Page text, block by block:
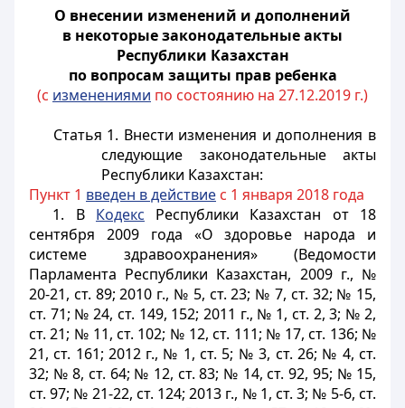
О внесении изменений и дополнений
в некоторые законодательные акты
Республики Казахстан
по вопросам защиты прав ребенка
(с изменениями по состоянию на 27.12.2019 г.)
Статья 1. Внести изменения и дополнения в
следующие законодательные акты
Республики Казахстан:
Пункт 1 введен в действие с 1 января 2018 года
1. В Кодекс Республики Казахстан от 18
сентября 2009 года «О здоровье народа и
системе здравоохранения» (Ведомости
Парламента Республики Казахстан, 2009 г., №
20-21, ст. 89; 2010 г., № 5, ст. 23; № 7, ст. 32; № 15,
ст. 71; № 24, ст. 149, 152; 2011 г., № 1, ст. 2, 3; № 2,
ст. 21; № 11, ст. 102; № 12, ст. 111; № 17, ст. 136; №
21, ст. 161; 2012 г., № 1, ст. 5; № 3, ст. 26; № 4, ст.
32; № 8, ст. 64; № 12, ст. 83; № 14, ст. 92, 95; № 15,
ст. 97; № 21-22, ст. 124; 2013 г., № 1, ст. 3; № 5-6, ст.